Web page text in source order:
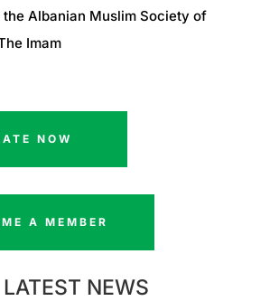
Albanian Muslim Society of
Imam
NOW
A MEMBER
LATEST NEWS